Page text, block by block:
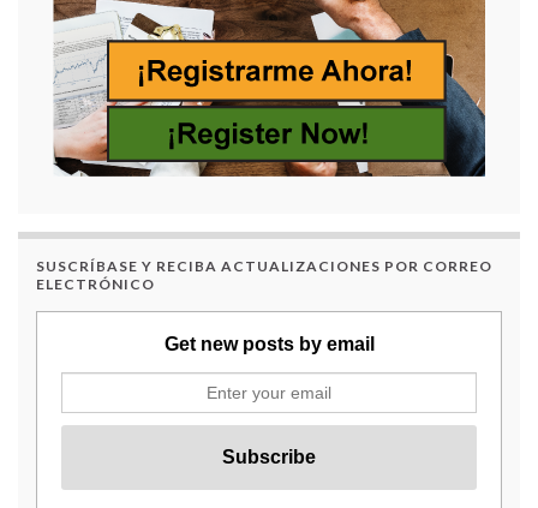
SUSCRÍBASE Y RECIBA ACTUALIZACIONES POR CORREO
ELECTRÓNICO
Get new posts by email